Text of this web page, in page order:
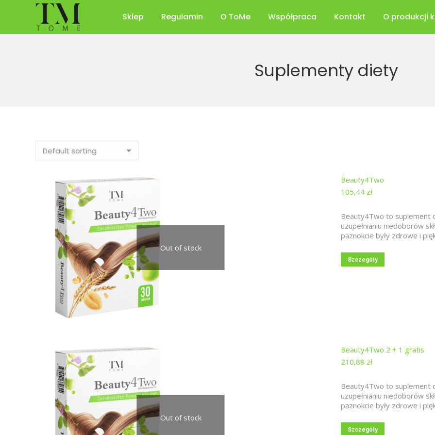
Sklep Regulamin O ToMe Współpraca Kontakt O produkcji
Suplementy diety
Out of stock
Beauty4Two
105,44 zł
Beauty4Two to suplement
uzupełnianiu niedoborów
paznokcie były zdrowe i
Szczegóły
Out of stock
Beauty4Two 2 + 1 gratis
210,88 zł
Beauty4Two to suplement
uzupełnianiu niedoborów
paznokcie były zdrowe i
Szczegóły